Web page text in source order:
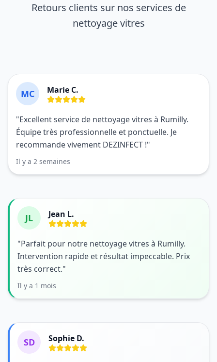
Retours clients sur nos services de
nettoyage vitres
MC Marie C.
"Excellent service de nettoyage vitres à Rumilly.
Équipe très professionnelle et ponctuelle. Je
recommande vivement DEZINFECT !"
Il y a 2 semaines
JL Jean L.
"Parfait pour notre nettoyage vitres à Rumilly.
Intervention rapide et résultat impeccable. Prix
très correct."
Il y a 1 mois
SD Sophie D.